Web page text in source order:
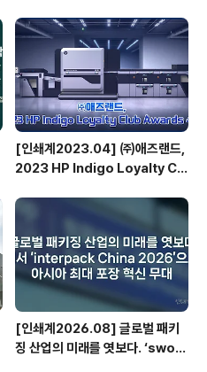
[인쇄계2023.04] ㈜애즈랜드,
2023 HP Indigo Loyalty Clu
[인쇄계2026.08] 글로벌 패키
징 산업의 미래를 엿보다. ‘swo